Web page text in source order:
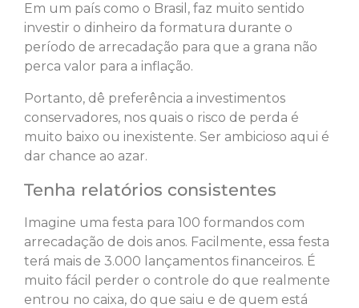
Em um país como o Brasil, faz muito sentido
investir o dinheiro da formatura durante o
período de arrecadação para que a grana não
perca valor para a inflação.
Portanto, dê preferência a investimentos
conservadores, nos quais o risco de perda é
muito baixo ou inexistente. Ser ambicioso aqui é
dar chance ao azar.
Tenha relatórios consistentes
Imagine uma festa para 100 formandos com
arrecadação de dois anos. Facilmente, essa festa
terá mais de 3.000 lançamentos financeiros. É
muito fácil perder o controle do que realmente
entrou no caixa, do que saiu e de quem está